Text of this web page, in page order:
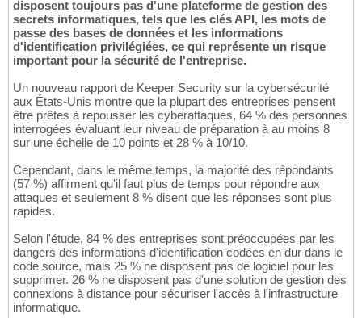
disposent toujours pas d'une plateforme de gestion des
secrets informatiques, tels que les clés API, les mots de
passe des bases de données et les informations
d'identification privilégiées, ce qui représente un risque
important pour la sécurité de l'entreprise.
Un nouveau rapport de Keeper Security sur la cybersécurité
aux États-Unis montre que la plupart des entreprises pensent
être prêtes à repousser les cyberattaques, 64 % des personnes
interrogées évaluant leur niveau de préparation à au moins 8
sur une échelle de 10 points et 28 % à 10/10.
Cependant, dans le même temps, la majorité des répondants
(57 %) affirment qu'il faut plus de temps pour répondre aux
attaques et seulement 8 % disent que les réponses sont plus
rapides.
Selon l'étude, 84 % des entreprises sont préoccupées par les
dangers des informations d'identification codées en dur dans le
code source, mais 25 % ne disposent pas de logiciel pour les
supprimer. 26 % ne disposent pas d'une solution de gestion des
connexions à distance pour sécuriser l'accès à l'infrastructure
informatique.